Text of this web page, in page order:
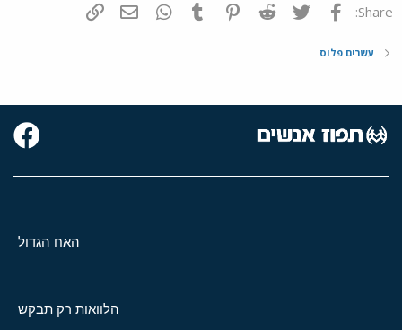
Share: פייסבוק Twitter
Reddit
Pinterest
Tumblr
WhatsAppדואר אלקטרוני
עשרים פלוס
האח הגדול
הלוואות רק תבקש